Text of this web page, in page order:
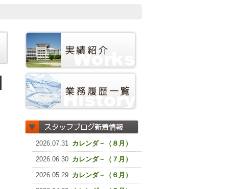
2026.07.31 カレンダ－（８月）
2026.06.30 カレンダ－（７月）
2026.05.29 カレンダ－（６月）